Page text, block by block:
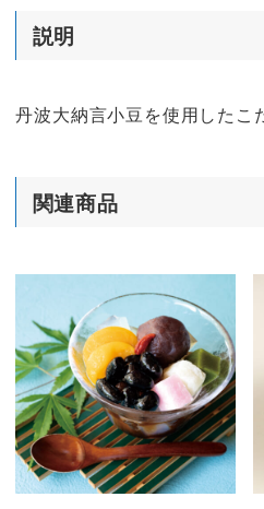
説明
丹波大納言小豆を使用したこ
関連商品